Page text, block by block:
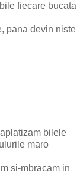
fiecare bucata
pana devin niste
bilele
maro
si-mbracam in